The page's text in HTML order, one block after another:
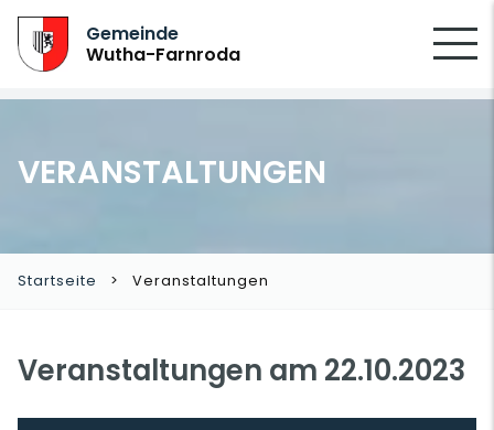
Gemeinde
Wutha-Farnroda
VERANSTALTUNGEN
Startseite Veranstaltungen
Veranstaltungen am 22.10.2023